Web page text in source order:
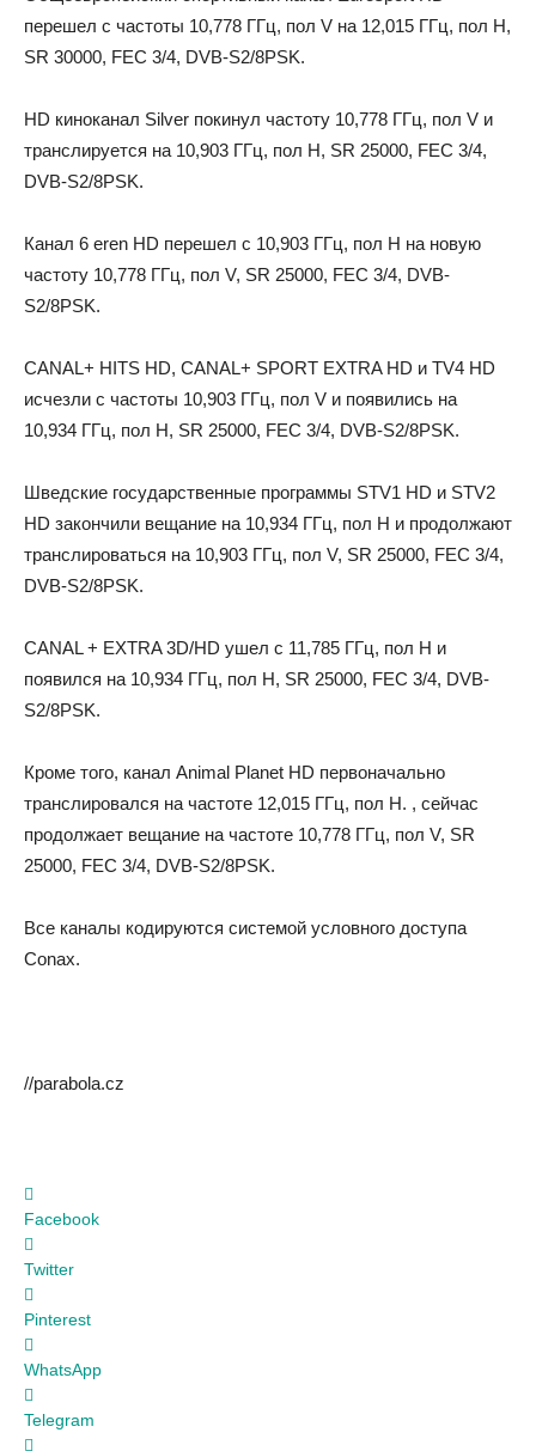
перешел с частоты 10,778 ГГц, пол V на 12,015 ГГц, пол H,
SR 30000, FEC 3/4, DVB-S2/8PSK.
HD киноканал Silver покинул частоту 10,778 ГГц, пол V и
транслируется на 10,903 ГГц, пол H, SR 25000, FEC 3/4,
DVB-S2/8PSK.
Канал 6 eren HD перешел с 10,903 ГГц, пол H на новую
частоту 10,778 ГГц, пол V, SR 25000, FEC 3/4, DVB-
S2/8PSK.
CANAL+ HITS HD, CANAL+ SPORT EXTRA HD и TV4 HD
исчезли с частоты 10,903 ГГц, пол V и появились на
10,934 ГГц, пол H, SR 25000, FEC 3/4, DVB-S2/8PSK.
Шведские государственные программы STV1 HD и STV2
HD закончили вещание на 10,934 ГГц, пол H и продолжают
транслироваться на 10,903 ГГц, пол V, SR 25000, FEC 3/4,
DVB-S2/8PSK.
CANAL + EXTRA 3D/HD ушел с 11,785 ГГц, пол H и
появился на 10,934 ГГц, пол H, SR 25000, FEC 3/4, DVB-
S2/8PSK.
Кроме того, канал Animal Planet HD первоначально
транслировался на частоте 12,015 ГГц, пол H. , сейчас
продолжает вещание на частоте 10,778 ГГц, пол V, SR
25000, FEC 3/4, DVB-S2/8PSK.
Все каналы кодируются системой условного доступа
Conax.
//parabola.cz
Facebook
Twitter
Pinterest
WhatsApp
Telegram